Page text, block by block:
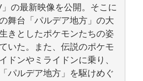
」の最新映像を公開。そこに
舞台「パルデア地方」の大
きとしたポケモンたちの姿
いた。また、伝説のポケモ
ドンやミライドンに乗り、
パルデア地方」を駆けめぐ